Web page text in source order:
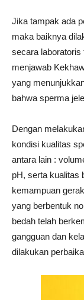
Jika tampak ada
maka baiknya
secara laboratoris
menjawab
yang
bahwa sperma
Dengan
kondisi kualitas
antara lain :
pH, serta kualitas
kemampuan
yang berbentuk
bedah telah
gangguan dan
dilakukan